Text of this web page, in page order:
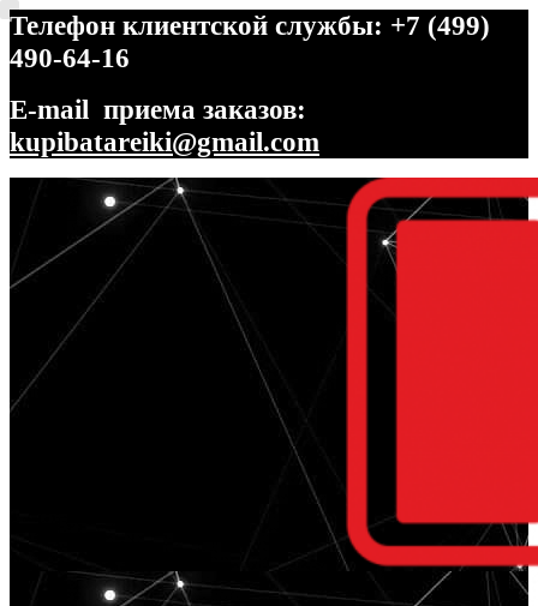
Телефон клиентской службы: +7 (499)
490-64-16
E-mail приема заказов:
kupibatareiki@gmail.com
Перейти
навигации
Перейти
содержимому